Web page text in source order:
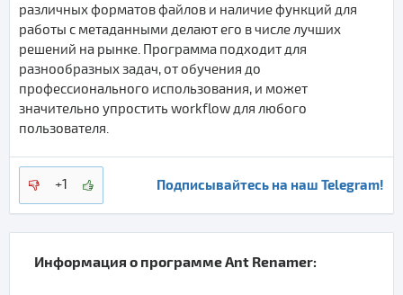
различных форматов файлов и наличие функций для
работы с метаданными делают его в числе лучших
решений на рынке. Программа подходит для
разнообразных задач, от обучения до
профессионального использования, и может
значительно упростить workflow для любого
пользователя.
+1 Подписывайтесь на наш Telegram!
Информация о программеAnt Renamer: